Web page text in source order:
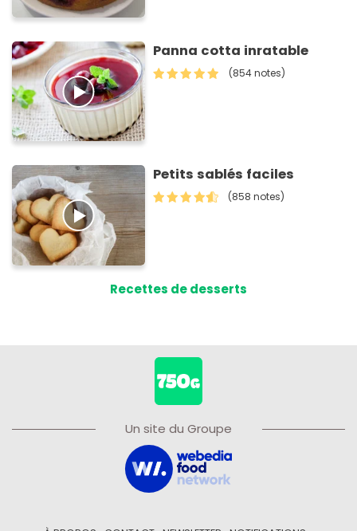
Panna cotta inratable
(854 notes)
Petits sablés faciles
(858 notes)
Recettes de desserts
Un site du Groupe